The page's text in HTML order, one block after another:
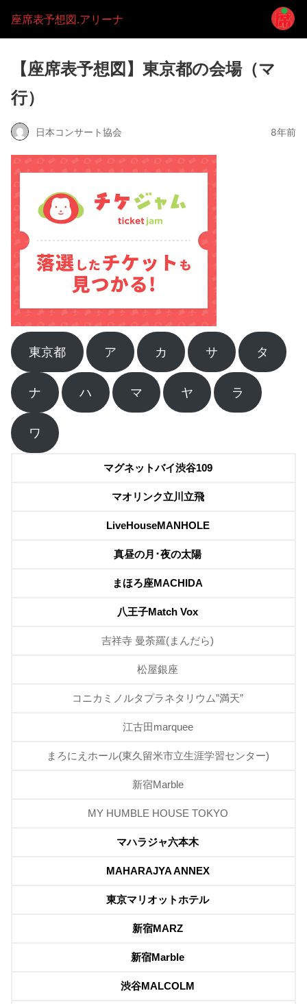
座席表予想図.アリーナ
【座席表予想図】東京都の会場（マ
行）
日本コンサート協会 8年前
東京都 ア カ サ タ
ナ ハ マ ヤ ラ
ワ
マグネットバイ渋谷109
マオリンク立川立飛
LiveHouseMANHOLE
真昼の月･夜の太陽
まほろ座MACHIDA
八王子Match Vox
吉祥寺 曼荼羅(まんだら)
松屋銀座
コニカミノルタプラネタリウム”満天”
江古田marquee
まろにえホール(東久留米市立生涯学習センター)
新宿Marble
MY HUMBLE HOUSE TOKYO
マハラジャ六本木
MAHARAJYA ANNEX
東京マリオットホテル
新宿MARZ
新宿Marble
渋谷MALCOLM